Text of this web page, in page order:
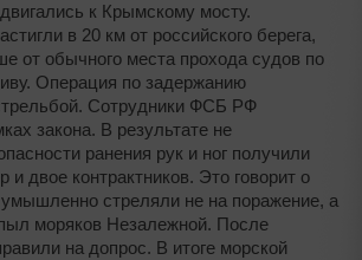
к Крымскому мосту.
в 20 км от российского берега,
от обычного места прохода судов по
Операция по задержанию
Сотрудники ФСБ РФ
закона. В результате не
ранения рук и ног получили
и двое контрактников. Это говорит о
стреляли не на поражение, а
моряков Незалежной. После
на допрос. В итоге морской